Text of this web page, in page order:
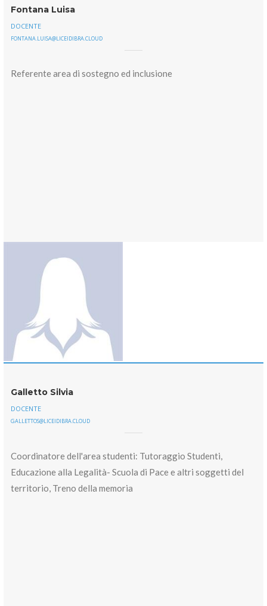
Fontana Luisa
DOCENTE
FONTANA.LUISA@LICEIDIBRA.CLOUD
Referente area di sostegno ed inclusione
Galletto Silvia
DOCENTE
GALLETTOS@LICEIDIBRA.CLOUD
Coordinatore dell'area studenti: Tutoraggio Studenti,
Educazione alla Legalità- Scuola di Pace e altri soggetti del
territorio, Treno della memoria